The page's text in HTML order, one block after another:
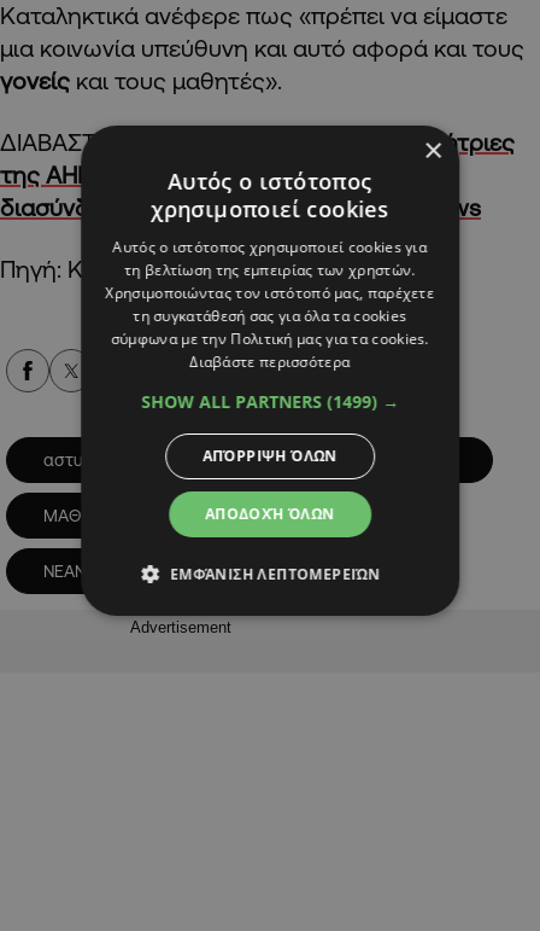
Καταληκτικά ανέφερε πως «πρέπει να είμαστε
μια κοινωνία υπεύθυνη και αυτό αφορά και τους
γονείς και τους μαθητές».
ΔΙΑΒΑΣΤΕ ΕΠΙΣΗΣ:
Οι «γερασμένες» γεννήτριες
της ΑΗΚ κι ο κίνδυνος black out λόγω
διασύνδεσης με τα κατεχόμενα | AlphaNews
Πηγή: ΚΥΠΕ
Alpha Podcasts
αστυνομια ΒΙΑ
ΜΑΘΗΤΙΚΑ ΛΕΩΦΟΡΕΙΑ
ΝΕΑΝΙΚΗ ΠΑΡΑΒΑΤΙΚΟΤΗΤΑ
Advertisement
×
Αυτός ο ιστότοπος
χρησιμοποιεί cookies
Αυτός ο ιστότοπος χρησιμοποιεί cookies για
τη βελτίωση της εμπειρίας των χρηστών.
Χρησιμοποιώντας τον ιστότοπό μας, παρέχετε
τη συγκατάθεσή σας για όλα τα cookies
σύμφωνα με την Πολιτική μας για τα cookies.
Διαβάστε περισσότερα
SHOW ALL PARTNERS (1499) →
ΑΠΟΔΟΧΉ ΌΛΩΝ
ΑΠΌΡΡΙΨΗ ΌΛΩΝ
ΕΜΦΆΝΙΣΗ ΛΕΠΤΟΜΕΡΕΙΏΝ